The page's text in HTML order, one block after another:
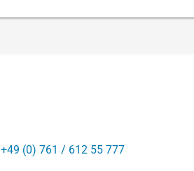
+49 (0) 761 / 612 55 777